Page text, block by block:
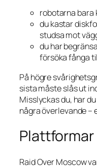
robotarna bara
du kastar
studsa mot
du har
försöka fånga
På högre
sista måste slås ut
Misslyckas du, har
några överlevande –
Raid Over Moscow